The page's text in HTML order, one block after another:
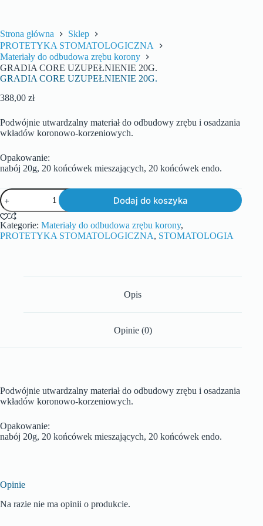
Strona główna
Sklep
PROTETYKA STOMATOLOGICZNA
Materiały do odbudowa zrębu korony
GRADIA CORE UZUPEŁNIENIE 20G.
GRADIA CORE UZUPEŁNIENIE 20G.
388,00 zł
Podwójnie utwardzalny materiał do odbudowy zrębu i osadzania
wkładów koronowo-korzeniowych.
Opakowanie:
nabój 20g, 20 końcówek mieszających, 20 końcówek endo.
Dodaj do koszyka
Kategorie: Materiały do odbudowa zrębu korony,
PROTETYKA STOMATOLOGICZNA, STOMATOLOGIA
Opis
Opinie (0)
Podwójnie utwardzalny materiał do odbudowy zrębu i osadzania
wkładów koronowo-korzeniowych.
Opakowanie:
nabój 20g, 20 końcówek mieszających, 20 końcówek endo.
Opinie
Na razie nie ma opinii o produkcie.